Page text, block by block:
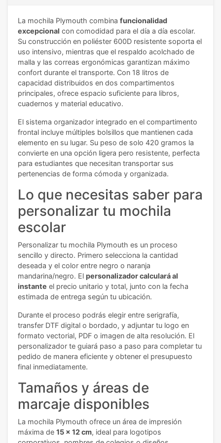
La mochila Plymouth combina funcionalidad
excepcional con comodidad para el día a día escolar.
Su construcción en poliéster 600D resistente soporta el
uso intensivo, mientras que el respaldo acolchado de
malla y las correas ergonómicas garantizan máximo
confort durante el transporte. Con 18 litros de
capacidad distribuidos en dos compartimentos
principales, ofrece espacio suficiente para libros,
cuadernos y material educativo.
El sistema organizador integrado en el compartimento
frontal incluye múltiples bolsillos que mantienen cada
elemento en su lugar. Su peso de solo 420 gramos la
convierte en una opción ligera pero resistente, perfecta
para estudiantes que necesitan transportar sus
pertenencias de forma cómoda y organizada.
Lo que necesitas saber para
personalizar tu mochila
escolar
Personalizar tu mochila Plymouth es un proceso
sencillo y directo. Primero selecciona la cantidad
deseada y el color entre negro o naranja
mandarina/negro. El personalizador calculará al
instante el precio unitario y total, junto con la fecha
estimada de entrega según tu ubicación.
Durante el proceso podrás elegir entre serigrafía,
transfer DTF digital o bordado, y adjuntar tu logo en
formato vectorial, PDF o imagen de alta resolución. El
personalizador te guiará paso a paso para completar tu
pedido de manera eficiente y obtener el presupuesto
final inmediatamente.
Tamaños y áreas de
marcaje disponibles
La mochila Plymouth ofrece un área de impresión
máxima de 15 x 12 cm, ideal para logotipos